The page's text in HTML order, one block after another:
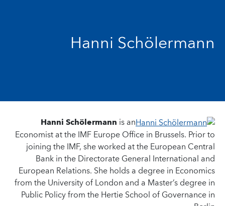
Hanni Schölermann
Hanni Schölermann is an
Economist at the IMF Europe Office in Brussels. Prior to
joining the IMF, she worked at the European Central
Bank in the Directorate General International and
European Relations. She holds a degree in Economics
from the University of London and a Master’s degree in
Public Policy from the Hertie School of Governance in